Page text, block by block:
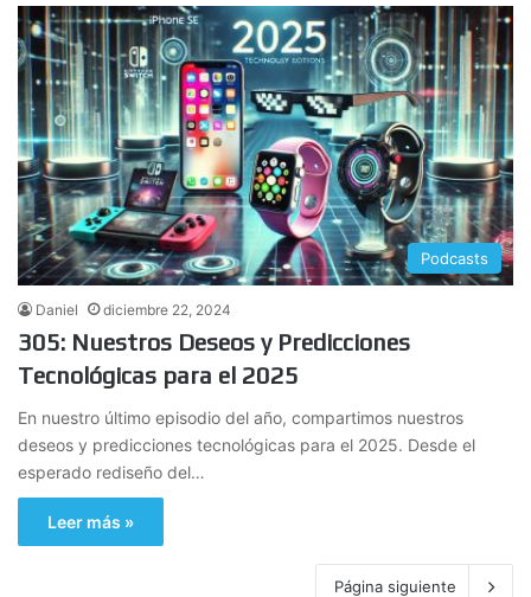
Podcasts
Daniel diciembre 22, 2024
305: Nuestros Deseos y Predicciones
Tecnológicas para el 2025
En nuestro último episodio del año, compartimos nuestros
deseos y predicciones tecnológicas para el 2025. Desde el
esperado rediseño del…
Leer más »
Página siguiente